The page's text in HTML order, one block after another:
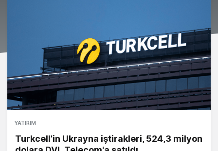
YATIRIM
Turkcell’in Ukrayna iştirakleri, 524,3 milyon